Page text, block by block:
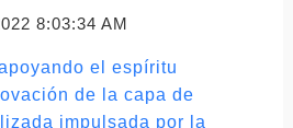
8:03:34 AM
el espíritu
de la capa de
impulsada por la